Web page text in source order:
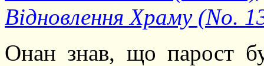
Відновлення Храму (No.
Онан знав, що парост